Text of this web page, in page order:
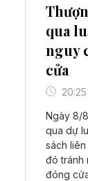
qua
nguy
cửa
Ngày 8/
qua dự
sách liên
đó tránh
đóng